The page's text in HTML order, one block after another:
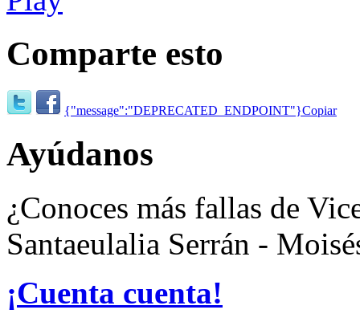
Comparte esto
{"message":"DEPRECATED_ENDPOINT"}Copiar
Ayúdanos
¿Conoces más fallas de
Santaeulalia Serrán -
¡Cuenta cuenta!